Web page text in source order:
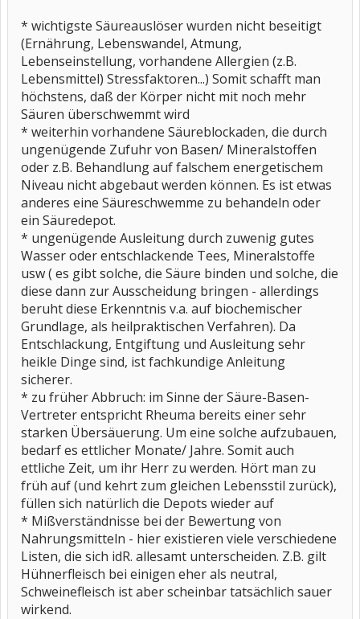
* wichtigste Säureauslöser wurden nicht beseitigt
(Ernährung, Lebenswandel, Atmung,
Lebenseinstellung, vorhandene Allergien (z.B.
Lebensmittel) Stressfaktoren...) Somit schafft man
höchstens, daß der Körper nicht mit noch mehr
Säuren überschwemmt wird
* weiterhin vorhandene Säureblockaden, die durch
ungenügende Zufuhr von Basen/ Mineralstoffen
oder z.B. Behandlung auf falschem energetischem
Niveau nicht abgebaut werden können. Es ist etwas
anderes eine Säureschwemme zu behandeln oder
ein Säuredepot.
* ungenügende Ausleitung durch zuwenig gutes
Wasser oder entschlackende Tees, Mineralstoffe
usw ( es gibt solche, die Säure binden und solche, die
diese dann zur Ausscheidung bringen - allerdings
beruht diese Erkenntnis v.a. auf biochemischer
Grundlage, als heilpraktischen Verfahren). Da
Entschlackung, Entgiftung und Ausleitung sehr
heikle Dinge sind, ist fachkundige Anleitung
sicherer.
* zu früher Abbruch: im Sinne der Säure-Basen-
Vertreter entspricht Rheuma bereits einer sehr
starken Übersäuerung. Um eine solche aufzubauen,
bedarf es ettlicher Monate/ Jahre. Somit auch
ettliche Zeit, um ihr Herr zu werden. Hört man zu
früh auf (und kehrt zum gleichen Lebensstil zurück),
füllen sich natürlich die Depots wieder auf
* Mißverständnisse bei der Bewertung von
Nahrungsmitteln - hier existieren viele verschiedene
Listen, die sich idR. allesamt unterscheiden. Z.B. gilt
Hühnerfleisch bei einigen eher als neutral,
Schweinefleisch ist aber scheinbar tatsächlich sauer
wirkend.